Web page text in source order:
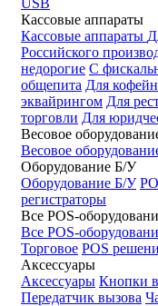
USB
Кассовые аппараты
Кассовые аппараты
Российского
недорогие С
общепита Для
эквайрингом Для
торговли Для
Весовое
Весовое
Оборудование Б/У
Оборудование Б/У
регистраторы
Все POS-
Все POS-
Торговое POS
Аксессуары
Аксессуары Кнопки
Передатчик вызова